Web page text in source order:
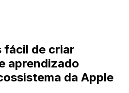
fácil de criar
aprendizado
da Apple